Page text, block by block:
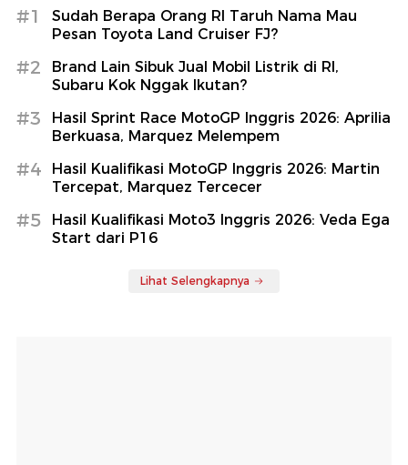
#1
Sudah Berapa Orang RI Taruh Nama Mau
Pesan Toyota Land Cruiser FJ?
#2
Brand Lain Sibuk Jual Mobil Listrik di RI,
Subaru Kok Nggak Ikutan?
#3
Hasil Sprint Race MotoGP Inggris 2026: Aprilia
Berkuasa, Marquez Melempem
#4
Hasil Kualifikasi MotoGP Inggris 2026: Martin
Tercepat, Marquez Tercecer
#5
Hasil Kualifikasi Moto3 Inggris 2026: Veda Ega
Start dari P16
Lihat Selengkapnya